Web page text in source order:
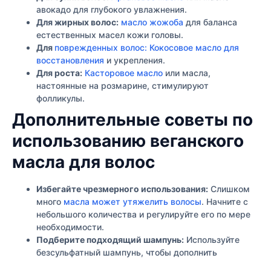
авокадо для глубокого увлажнения.
Для жирных волос: масло жожоба для баланса
естественных масел кожи головы.
Для поврежденных волос: Кокосовое масло для
восстановления и укрепления.
Для роста: Касторовое масло или масла,
настоянные на розмарине, стимулируют
фолликулы.
Дополнительные советы по
использованию веганского
масла для волос
Избегайте чрезмерного использования: Слишком
много масла может утяжелить волосы. Начните с
небольшого количества и регулируйте его по мере
необходимости.
Подберите подходящий шампунь: Используйте
безсульфатный шампунь, чтобы дополнить